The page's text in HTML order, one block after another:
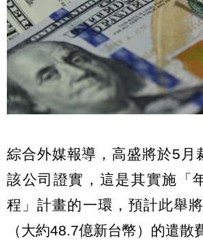
綜合外媒報導，高盛將於5月
該公司證實，這是其實施「
程」計畫的一環，預計此舉
（大約48.7億新台幣）的遣散